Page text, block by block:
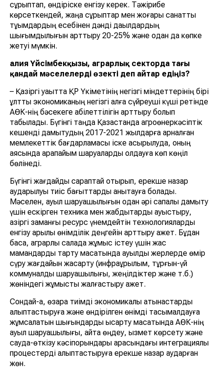
сұрыптап, өндіріске енгізу керек. Тәжірибе
көрсеткендей, жаңа сұрыптар мен жоғары санатты
тұқымдардың есебінен дәнді дақылдардың
шығымдылығын арттыру 20-25% және одан да көпке
жетуі мүмкін.
Ғалия Үйсімбекқызы, аграрлық секторда тағы
қандай мәселелерді өзекті деп айтар едіңіз?
– Қазіргі уақытта ҚР Үкіметінің негізгі міндеттерінің бірі
ұлттық экономиканың негізгі алға сүйреуші күші ретінде
АӨК-нің бәсекеге қабілеттілігін арттыру болып
табылады. Бүгінгі таңда Қазақстанда агроөнеркәсіптік
кешенді дамытудың 2017-2021 жылдарға арналған
мемлекеттік бағдарламасы іске асырылуда, оның
аясында қарапайым шаруаларды қолдауға көп көңіл
бөлінеді.
Бүгінгі жағдайды сараптай отырып, ерекше назар
аударылуы тиіс бағыттарды анықтауға болады.
Мәселен, ауыл шаруашылығын одан әрі сапалы дамыту
үшін ескірген техника мен жабдықтарды ауыстыру,
қазіргі заманғы ресурс үнемдейтін технологияларды
енгізу арқылы өнімділік деңгейін арттыру қажет. Бұдан
басқа, аграрлық салада жұмыс істеу үшін жас
мамандарды тарту мақсатында ауылдық жерлерде өмір
сүру жағдайын жақсарту (инфрақұрылым, тұрғын-үй
коммуналдық шаруашылығы, жеңілдіктер және т.б.)
жөніндегі жұмысты жалғастыру қажет.
Сондай-ақ, өзара тиімді экономикалық қатынастарды
қалыптастыруға және өндірілген өнімді тасымалдауға
жұмсалатын шығындарды қысқарту мақсатында АӨК-нің
ауыл шаруашылығы, қайта өңдеу, қызмет көрсету және
сауда-өткізу кәсіпорындары арасындағы интеграциялық
процестерді қалыптастыруға ерекше назар аударған
жөн.